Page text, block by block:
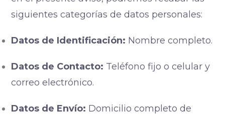
siguientes categorías de datos personales:
Datos de Identificación: Nombre completo.
Datos de Contacto: Teléfono fijo o celular y
correo electrónico.
Datos de Envío: Domicilio completo de